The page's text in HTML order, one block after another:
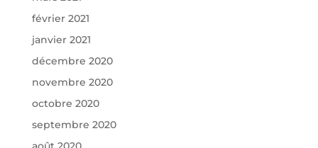
février 2021
janvier 2021
décembre 2020
novembre 2020
octobre 2020
septembre 2020